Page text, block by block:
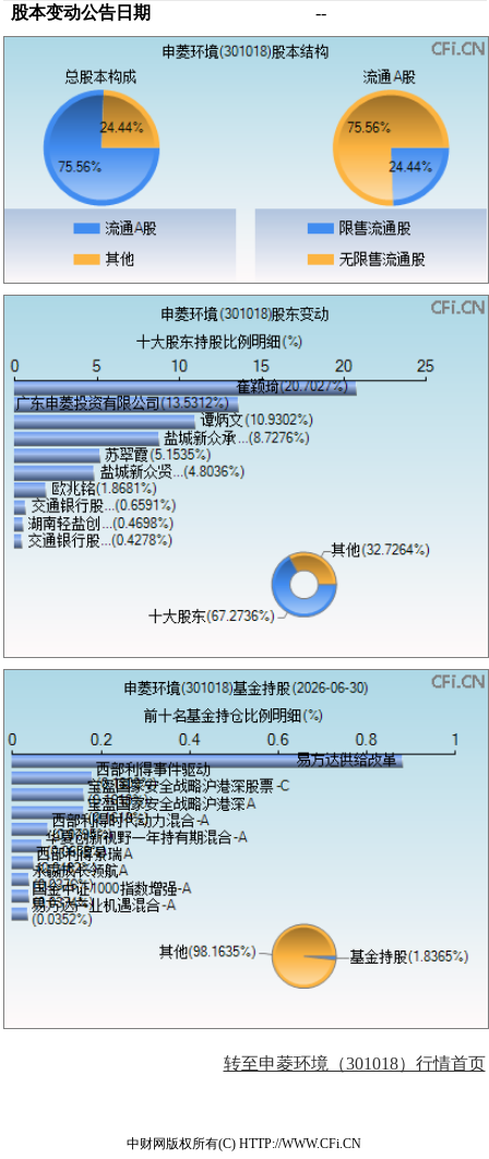
股本变动公告日期
--
转至申菱环境（301018）行情首页
中财网版权所有(C) HTTP://WWW.CFi.CN